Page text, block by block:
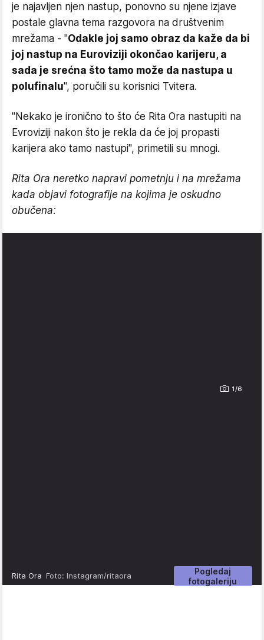
je najavljen njen nastup, ponovno su njene izjave
postale glavna tema razgovora na društvenim
mrežama - "Odakle joj samo obraz da kaže da bi
joj nastup na Euroviziji okončao karijeru, a
sada je srećna što tamo može da nastupa u
polufinalu", poručili su korisnici Tvitera.
"Nekako je ironično to što će Rita Ora nastupiti na
Evroviziji nakon što je rekla da će joj propasti
karijera ako tamo nastupi", primetili su mnogi.
Rita Ora neretko napravi pometnju i na mrežama
kada objavi fotografije na kojima je oskudno
obučena:
1/6
Pogledaj
fotogaleriju
Rita Ora Foto: Instagram/ritaora